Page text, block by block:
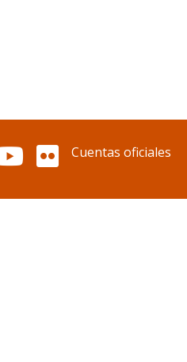
Cuentas oficiales